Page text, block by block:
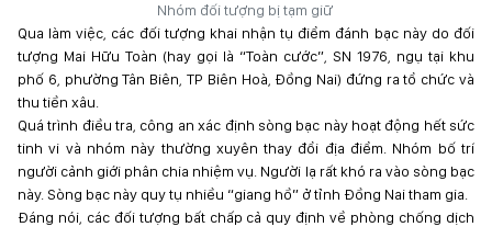
Nhóm đối tượng bị tạm giữ
Qua làm việc, các đối tượng khai nhận tụ điểm đánh bạc này do đối
tượng Mai Hữu Toàn (hay gọi là “Toàn cước”, SN 1976, ngụ tại khu
phố 6, phường Tân Biên, TP Biên Hoà, Đồng Nai) đứng ra tổ chức và
thu tiền xâu.
Quá trình điều tra, công an xác định sòng bạc này hoạt động hết sức
tinh vi và nhóm này thường xuyên thay đổi địa điểm. Nhóm bố trí
người cảnh giới phân chia nhiệm vụ. Người lạ rất khó ra vào sòng bạc
này. Sòng bạc này quy tụ nhiều “giang hồ” ở tỉnh Đồng Nai tham gia.
Đáng nói, các đối tượng bất chấp cả quy định về phòng chống dịch